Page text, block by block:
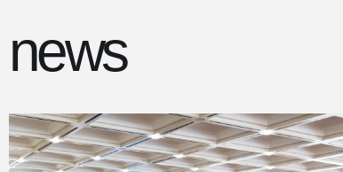
news